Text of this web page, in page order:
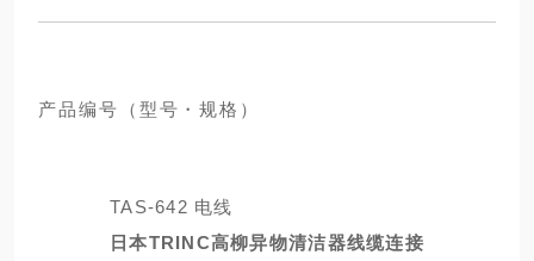
产品编号（型号・规格）
TAS-642 电线
日本TRINC高柳异物清洁器线缆连接